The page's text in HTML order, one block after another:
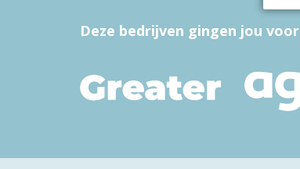
Deze bedrijven gingen jou voor